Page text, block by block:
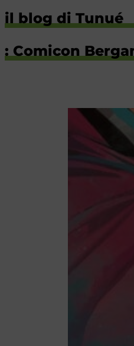
il blog di Tunué
: Comicon